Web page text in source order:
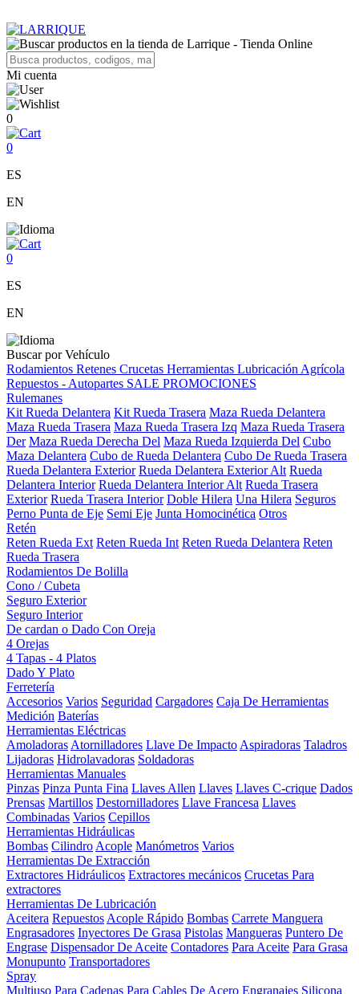
Mi cuenta
0
0
ES
EN
0
ES
EN
Buscar por Vehículo
Rodamientos Retenes Crucetas Herramientas Lubricación Agrícola
Repuestos - Autopartes SALE PROMOCIONES
Rulemanes
Kit Rueda Delantera Kit Rueda Trasera Maza Rueda Delantera
Maza Rueda Trasera Maza Rueda Trasera Izq Maza Rueda Trasera
Der Maza Rueda Derecha Del Maza Rueda Izquierda Del Cubo
Maza Delantera Cubo de Rueda Delantera Cubo De Rueda Trasera
Rueda Delantera Exterior Rueda Delantera Exterior Alt Rueda
Delantera Interior Rueda Delantera Interior Alt Rueda Trasera
Exterior Rueda Trasera Interior Doble Hilera Una Hilera Seguros
Perno Punta de Eje Semi Eje Junta Homocinética Otros
Retén
Reten Rueda Ext Reten Rueda Int Reten Rueda Delantera Reten
Rueda Trasera
Rodamientos De Bolilla
Cono / Cubeta
Seguro Exterior
Seguro Interior
De cardan o Dado Con Oreja
4 Orejas
4 Tapas - 4 Platos
Dado Y Plato
Ferretería
Accesorios Varios Seguridad Cargadores Caja De Herramientas
Medición Baterías
Herramientas Eléctricas
Amoladoras Atornilladores Llave De Impacto Aspiradoras Taladros
Lijadoras Hidrolavadoras Soldadoras
Herramientas Manuales
Pinzas Pinza Punta Fina Llaves Allen Llaves Llaves C-crique Dados
Prensas Martillos Destornilladores Llave Francesa Llaves
Combinadas Varios Cepillos
Herramientas Hidráulicas
Bombas Cilindro Acople Manómetros Varios
Herramientas De Extracción
Extractores Hidráulicos Extractores mecánicos Crucetas Para
extractores
Herramientas De Lubricación
Aceitera Repuestos Acople Rápido Bombas Carrete Manguera
Engrasadores Inyectores De Grasa Pistolas Mangueras Puntero De
Engrase Dispensador De Aceite Contadores Para Aceite Para Grasa
Monupunto Transportadores
Spray
Multiuso Para Cadenas Para Cables De Acero Engranajes Silicona